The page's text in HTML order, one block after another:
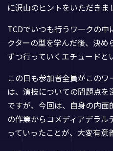
に沢山のヒントをいただきま
TCDでいつも行うワークの
クターの型を学んだ後、決
ずつ行っていくエチュードと
この日も参加者全員がこの
は、演技についての問題点
ですが、今回は、自身の内
の作業からコメディアデラ
っていったことが、大変有意